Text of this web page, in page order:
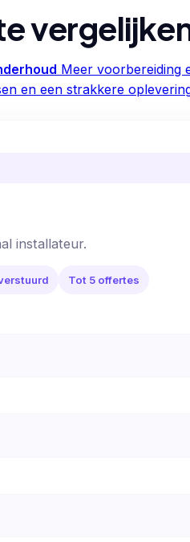
Meer voorbereiding
en een strakkere
installateur.
Tot 5 offertes